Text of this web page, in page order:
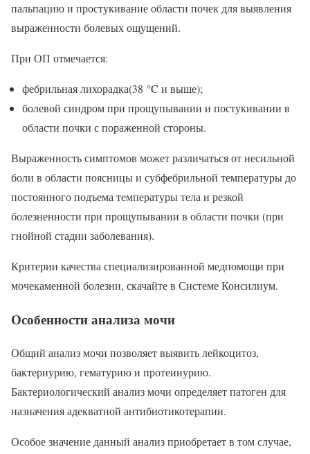
пальпацию и простукивание области почек для выявления
выраженности болевых ощущений.
При ОП отмечается:
фебрильная лихорадка(38 °C и выше);
болевой синдром при прощупывании и постукивании в
области почки с пораженной стороны.
Выраженность симптомов может различаться от несильной
боли в области поясницы и субфебрильной температуры до
постоянного подъема температуры тела и резкой
болезненности при прощупывании в области почки (при
гнойной стадии заболевания).
Критерии качества специализированной медпомощи при
мочекаменной болезни, скачайте в Системе Консилиум.
Особенности анализа мочи
Общий анализ мочи позволяет выявить лейкоцитоз,
бактериурию, гематурию и протеинурию.
Бактериологический анализ мочи определяет патоген для
назначения адекватной антибиотикотерапии.
Особое значение данный анализ приобретает в том случае,